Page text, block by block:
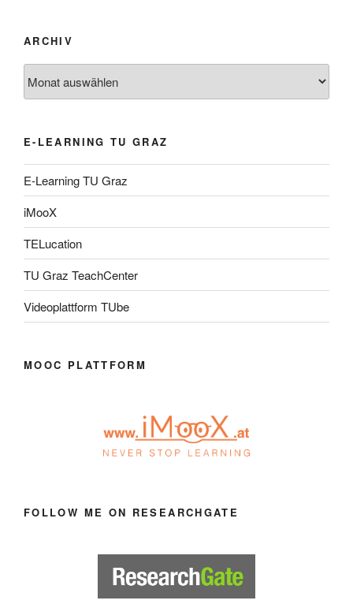
ARCHIV
E-LEARNING TU GRAZ
E-Learning TU Graz
iMooX
TELucation
TU Graz TeachCenter
Videoplattform TUbe
MOOC PLATTFORM
FOLLOW ME ON RESEARCHGATE